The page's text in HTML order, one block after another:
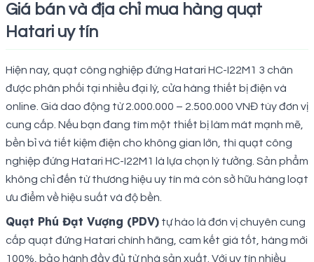
Giá bán và địa chỉ mua hàng quạt
Hatari uy tín
Hiện nay, quạt công nghiệp đứng Hatari HC-I22M1 3 chân
được phân phối tại nhiều đại lý, cửa hàng thiết bị điện và
online. Giá dao động từ 2.000.000 – 2.500.000 VNĐ tùy đơn vị
cung cấp. Nếu bạn đang tìm một thiết bị làm mát mạnh mẽ,
bền bỉ và tiết kiệm điện cho không gian lớn, thì quạt công
nghiệp đứng Hatari HC-I22M1 là lựa chọn lý tưởng. Sản phẩm
không chỉ đến từ thương hiệu uy tín mà còn sở hữu hàng loạt
ưu điểm về hiệu suất và độ bền.
Quạt Phú Đạt Vượng (PDV) tự hào là đơn vị chuyên cung
cấp quạt đứng Hatari chính hãng, cam kết giá tốt, hàng mới
100%, bảo hành đầy đủ từ nhà sản xuất. Với uy tín nhiều